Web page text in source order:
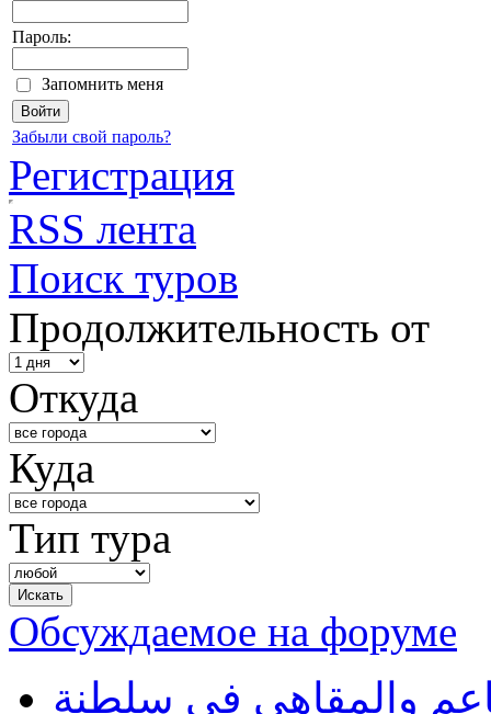
Пароль:
Запомнить меня
Забыли свой пароль?
Регистрация
RSS лента
Поиск туров
Продолжительность от
Откуда
Куда
Тип тура
Обсуждаемое на форуме
والمقاهي في سلطنة